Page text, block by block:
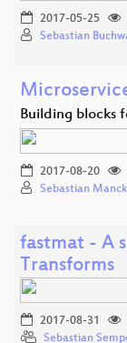
2017-05-25
Sebastian
Building blocks
2017-08-20
Sebastian
fastmat - A
Transforms
2017-08-31
Sebastian